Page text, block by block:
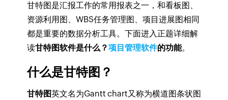
甘特图是汇报工作的常用报表之一，和看板图、
资源利用图、WBS任务管理图、项目进展图相同
都是重要的数据分析工具。下面进入正题详细解
读甘特图软件是什么？项目管理软件的功能。
什么是甘特图？
甘特图英文名为Gantt chart又称为横道图条状图